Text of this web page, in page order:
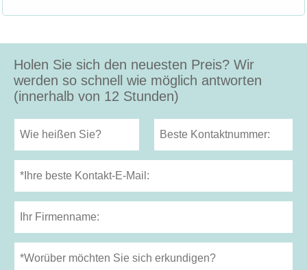
Holen Sie sich den neuesten Preis? Wir
werden so schnell wie möglich antworten
(innerhalb von 12 Stunden)